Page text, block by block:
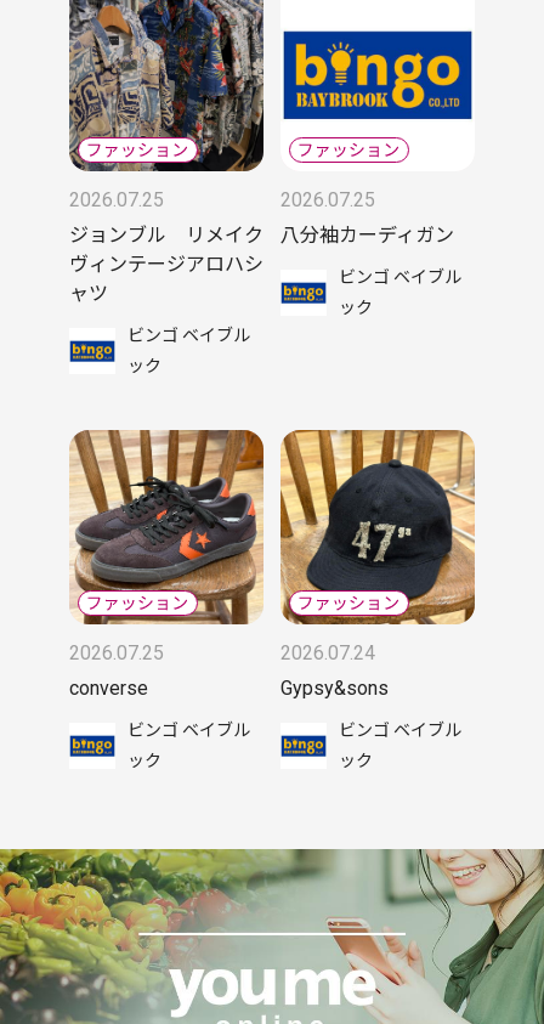
2026.07.25
ジョンブル リメイク
ヴィンテージアロハシ
ャツ
ビンゴ ベイブル
ック
2026.07.25
八分袖カーディガン
ビンゴ ベイブル
ック
2026.07.25
converse
ビンゴ ベイブル
ック
2026.07.24
Gypsy&sons
ビンゴ ベイブル
ック